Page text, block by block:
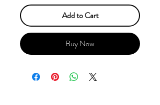
Add to Cart
Buy Now